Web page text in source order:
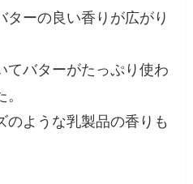
ターの良い香りが広がり
てバターがたっぷり使わ
のような乳製品の香りも